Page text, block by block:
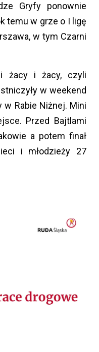
Gryfy ponownie
temu w grze o I ligę
w tym Czarni
żacy i żacy, czyli
w weekend
Rabie Niżnej. Mini
Przed Bajtlami
a potem finał
i młodzieży 27